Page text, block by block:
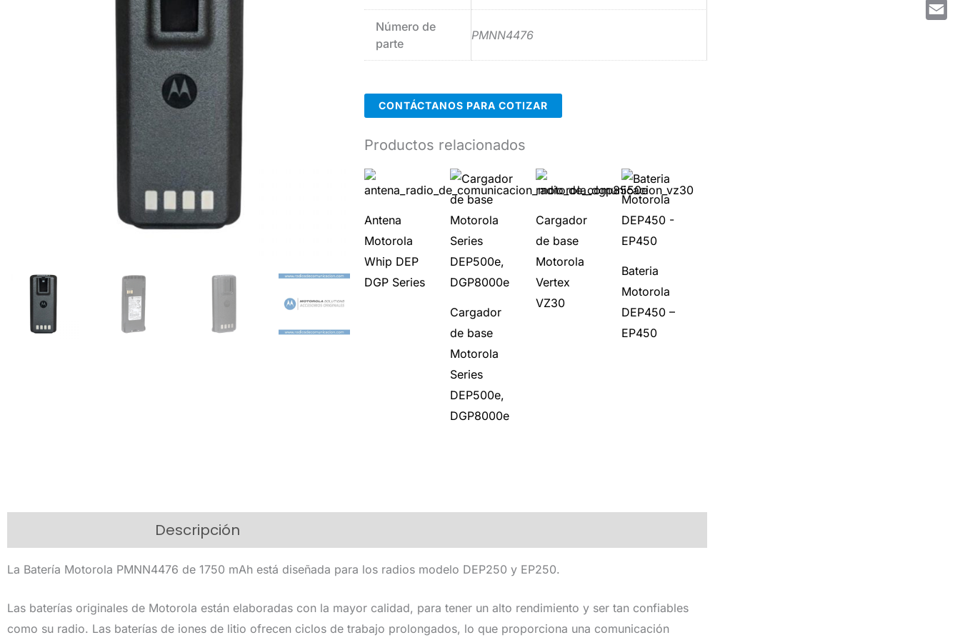
Número de
parte
PMNN4476
CONTÁCTANOS PARA COTIZAR
Productos relacionados
Antena
Motorola
Whip DEP
DGP Series
Cargador
de base
Motorola
Series
DEP500e,
DGP8000e
Cargador
de base
Motorola
Vertex
VZ30
Bateria
Motorola
DEP450 –
EP450
Descripción
La Batería Motorola PMNN4476 de 1750 mAh está diseñada para los radios modelo DEP250 y EP250.
Las baterías originales de Motorola están elaboradas con la mayor calidad, para tener un alto rendimiento y ser tan confiables
como su radio. Las baterías de iones de litio ofrecen ciclos de trabajo prolongados, lo que proporciona una comunicación